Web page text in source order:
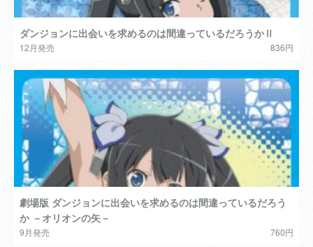
ダンジョンに出会いを求めるのは間違っているだろうかⅡ
12月発売 836円
劇場版 ダンジョンに出会いを求めるのは間違っているだろう
か －オリオンの矢－
9月発売 760円